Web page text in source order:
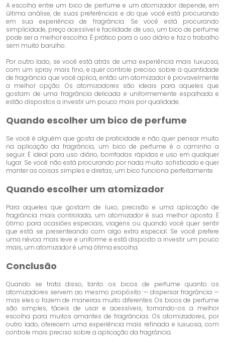
A escolha entre um bico de perfume e um atomizador depende, em
última análise, de suas preferências e do que você está procurando
em sua experiência de fragrância. Se você está procurando
simplicidade, preço acessível e facilidade de uso, um bico de perfume
pode ser a melhor escolha. É prático para o uso diário e faz o trabalho
sem muito barulho.
Por outro lado, se você está atrás de uma experiência mais luxuosa,
com um spray mais fino, e quer controle preciso sobre a quantidade
de fragrância que você aplica, então um atomizador é provavelmente
a melhor opção. Os atomizadores são ideais para aqueles que
gostam de uma fragrância delicada e uniformemente espalhada e
estão dispostos a investir um pouco mais por qualidade.
Quando escolher um bico de perfume
Se você é alguém que gosta de praticidade e não quer pensar muito
na aplicação da fragrância, um bico de perfume é o caminho a
seguir. É ideal para uso diário, borrifadas rápidas e uso em qualquer
lugar. Se você não está procurando por nada muito sofisticado e quer
manter as coisas simples e diretas, um bico funciona perfeitamente.
Quando escolher um atomizador
Para aqueles que gostam de luxo, precisão e uma aplicação de
fragrância mais controlada, um atomizador é sua melhor aposta. É
ótimo para ocasiões especiais, viagens ou quando você quer sentir
que está se presenteando com algo extra especial. Se você prefere
uma névoa mais leve e uniforme e está disposto a investir um pouco
mais, um atomizador é uma ótima escolha.
Conclusão
Quando se trata disso, tanto os bicos de perfume quanto os
atomizadores servem ao mesmo propósito — dispersar fragrância —
mas eles o fazem de maneiras muito diferentes. Os bicos de perfume
são simples, fáceis de usar e acessíveis, tornando-os a melhor
escolha para muitos amantes de fragrâncias. Os atomizadores, por
outro lado, oferecem uma experiência mais refinada e luxuosa, com
controle mais preciso sobre a aplicação da fragrância.